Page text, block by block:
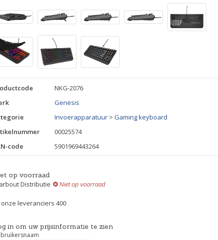
NKG-2076
Genesis
Invoerapparatuur > Gaming keyboard
00025574
code
5901969443264
op voorraad
Distributie
Niet op voorraad
onze leveranciers 400
in om uw prijsinformatie te zien